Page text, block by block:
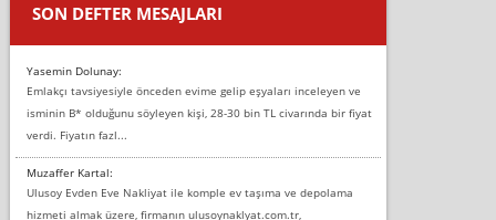
SON DEFTER MESAJLARI
Yasemin Dolunay:
Emlakçı tavsiyesiyle önceden evime gelip eşyaları inceleyen ve
isminin B* olduğunu söyleyen kişi, 28-30 bin TL civarında bir fiyat
verdi. Fiyatın fazl...
Muzaffer Kartal:
Ulusoy Evden Eve Nakliyat ile komple ev taşıma ve depolama
hizmeti almak üzere, firmanın ulusoynaklyat.com.tr,